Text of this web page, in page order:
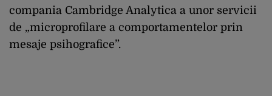
compania Cambridge Analytica a unor servicii
de „microprofilare a comportamentelor prin
mesaje psihografice”.